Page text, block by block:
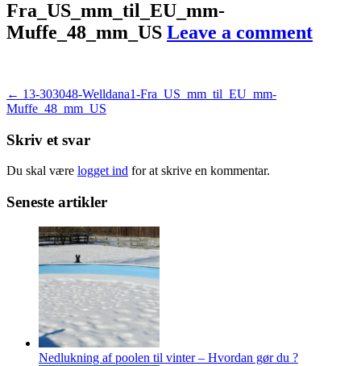
Fra_US_mm_til_EU_mm-
Muffe_48_mm_US Leave a comment
Indlægsnavigation
← 13-303048-Welldana1-Fra_US_mm_til_EU_mm-
Muffe_48_mm_US
Skriv et svar
Du skal være logget ind for at skrive en kommentar.
Seneste artikler
Nedlukning af poolen til vinter – Hvordan gør du ?